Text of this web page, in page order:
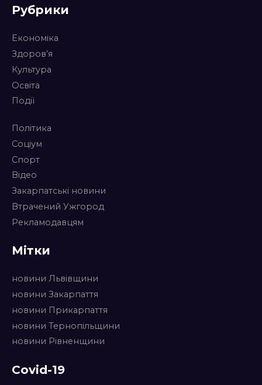
Рубрики
Економіка
Здоров’я
Культура
Освіта
Події
Політика
Соціум
Спорт
Відео
Закарпатські новини
Втрачений Ужгород
Рекламодавцям
Мітки
новини Львівщини
новини Закарпаття
новини Прикарпаття
новини Тернопільщини
новини Рівненщини
Covid-19